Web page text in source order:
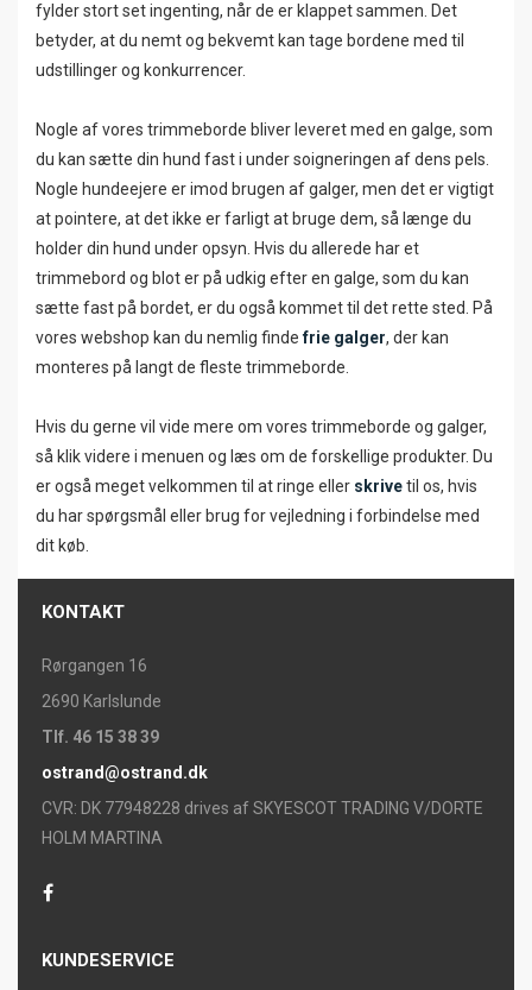
fylder stort set ingenting, når de er klappet sammen. Det
betyder, at du nemt og bekvemt kan tage bordene med til
udstillinger og konkurrencer.
Nogle af vores trimmeborde bliver leveret med en galge, som
du kan sætte din hund fast i under soigneringen af dens pels.
Nogle hundeejere er imod brugen af galger, men det er vigtigt
at pointere, at det ikke er farligt at bruge dem, så længe du
holder din hund under opsyn. Hvis du allerede har et
trimmebord og blot er på udkig efter en galge, som du kan
sætte fast på bordet, er du også kommet til det rette sted. På
vores webshop kan du nemlig findefrie galger, der kan
monteres på langt de fleste trimmeborde.
Hvis du gerne vil vide mere om vores trimmeborde og galger,
så klik videre i menuen og læs om de forskellige produkter. Du
er også meget velkommen til at ringe eller skrivetil os, hvis
du har spørgsmål eller brug for vejledning i forbindelse med
dit køb.
KONTAKT
Rørgangen 16
2690 Karlslunde
Tlf. 46 15 38 39
ostrand@ostrand.dk
CVR: DK 77948228 drives af SKYESCOT TRADING V/DORTE
HOLM MARTINA
KUNDESERVICE